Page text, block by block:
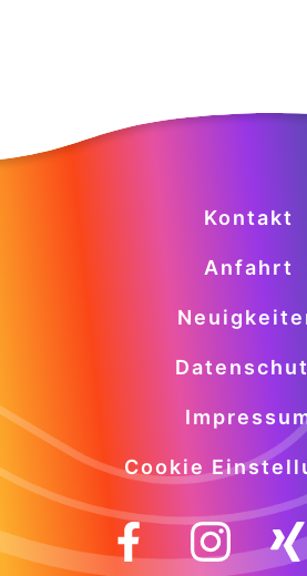
Kontakt
Anfahrt
Cookie